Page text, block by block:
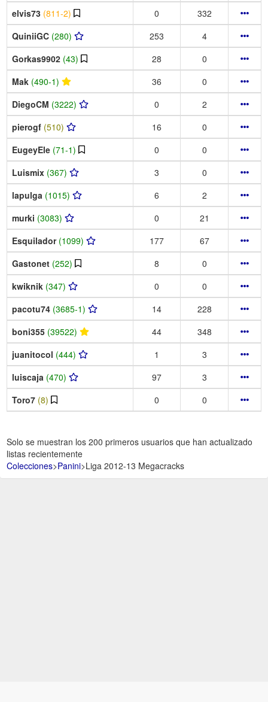
elvis73 (811-2) 0
332
QuiniiGC (280) 253
4
Gorkas9902 (43) 28
0
Mak (490-1) 36
0
DiegoCM (3222) 0
2
pierogf (510) 16
0
EugeyEle (71-1) 0
0
Luismix (367) 3
0
lapulga (1015) 6
2
murki (3083) 0
21
Esquilador (1099) 177
67
Gastonet (252) 8
0
kwiknik (347) 0
0
pacotu74 (3685-1) 14
228
boni355 (39522) 44
348
juanitocol (444) 1
3
luiscaja (470) 97
3
Toro7 (8) 0 0
Solo se muestran los 200 primeros usuarios que han actualizado
listas recientemente
Colecciones>Panini>Liga 2012-13 Megacracks